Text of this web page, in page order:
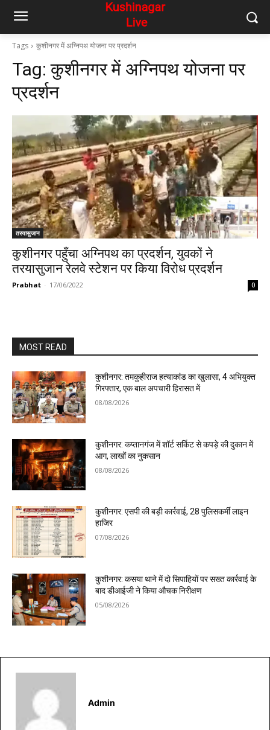
Tags कुशीनगर में अग्निपथ योजना पर प्रदर्शन
Tag:कुशीनगर में अग्निपथ योजना पर
प्रदर्शन
तरयासुजान
कुशीनगर पहुँचा अग्निपथ का प्रदर्शन, युवकों ने
तरयासुजान रेलवे स्टेशन पर किया विरोध प्रदर्शन
Prabhat - 17/06/2022 0
MOST READ
कुशीनगर: तमकुहीराज हत्याकांड का खुलासा, 4 अभियुक्त
गिरफ्तार, एक बाल अपचारी हिरासत में
08/08/2026
कुशीनगर: कप्तानगंज में शॉर्ट सर्किट से कपड़े की दुकान में
आग, लाखों का नुकसान
08/08/2026
कुशीनगर: एसपी की बड़ी कार्रवाई, 28 पुलिसकर्मी लाइन
हाजिर
07/08/2026
कुशीनगर: कसया थाने में दो सिपाहियों पर सख्त कार्रवाई के
बाद डीआईजी ने किया औचक निरीक्षण
05/08/2026
Admin